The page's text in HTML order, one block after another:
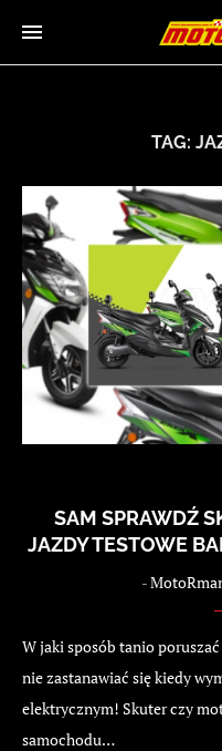
TAG:
SAM SPRAWDŹ
JAZDY TESTOWE
-
W jaki sposób tanio
nie zastanawiać się kiedy
elektrycznym! Skuter czy
samochodu…